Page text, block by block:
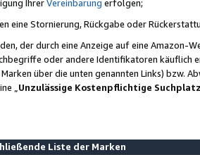
IhrerVereinbarung erfolgen;
eine Stornierung, Rückgabe oder
der durch eine Anzeige auf eine Amazon-
oder andere Identifikatoren käuflich
über die unten genannten Links) bzw.
„ Unzulässige Kostenpflichtige
Liste der Marken